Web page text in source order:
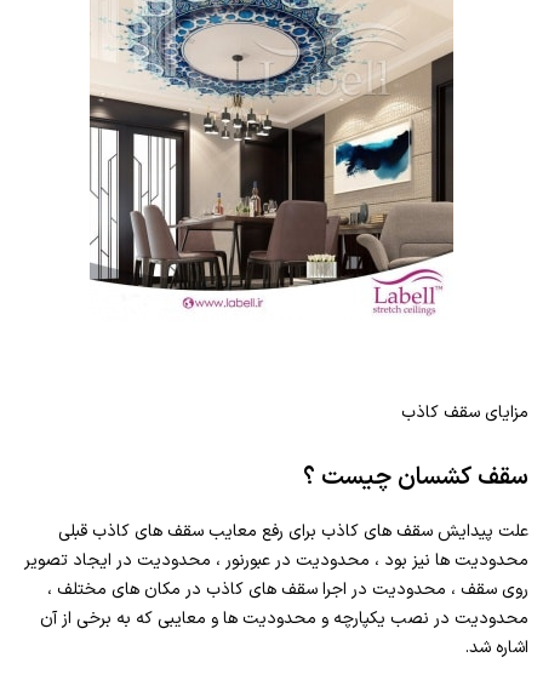
مزایای سقف کاذب
سقف کشسان چیست ؟
علت پیدایش سقف های کاذب برای رفع معایب سقف های کاذب قبلی
محدودیت ها نیز بود ، محدودیت در عبورنور ، محدودیت در ایجاد تصویر
روی سقف ، محدودیت در اجرا سقف های کاذب در مکان های مختلف ،
محدودیت در نصب یکپارچه و محدودیت ها و معایبی که به برخی از آن
اشاره شد.